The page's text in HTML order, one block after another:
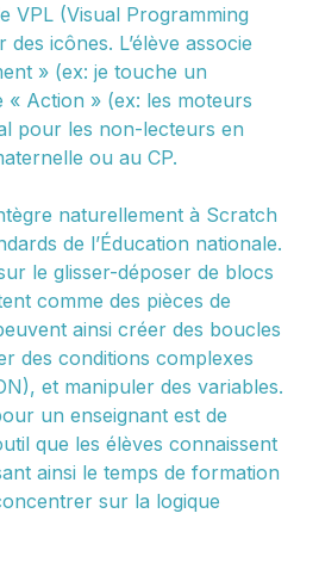
VPL (Visual Programming
icônes. L’élève associe
» (ex: je touche un
Action » (ex: les moteurs
pour les non-lecteurs en
ou au CP.
naturellement à Scratch
de l’Éducation nationale.
le glisser-déposer de blocs
comme des pièces de
ainsi créer des boucles
des conditions complexes
et manipuler des variables.
un enseignant est de
que les élèves connaissent
ainsi le temps de formation
sur la logique